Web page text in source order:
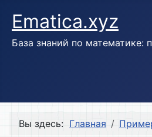
Ematica.xyz
База знаний по
Вы здесь: Главная